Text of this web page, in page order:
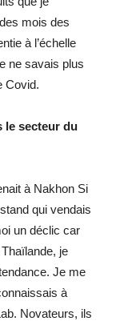
mois des
à l’échelle
ne savais plus
Covid.
le secteur du
à Nakhon Si
qui vendais
un déclic car
je
Je me
à
Novateurs, ils